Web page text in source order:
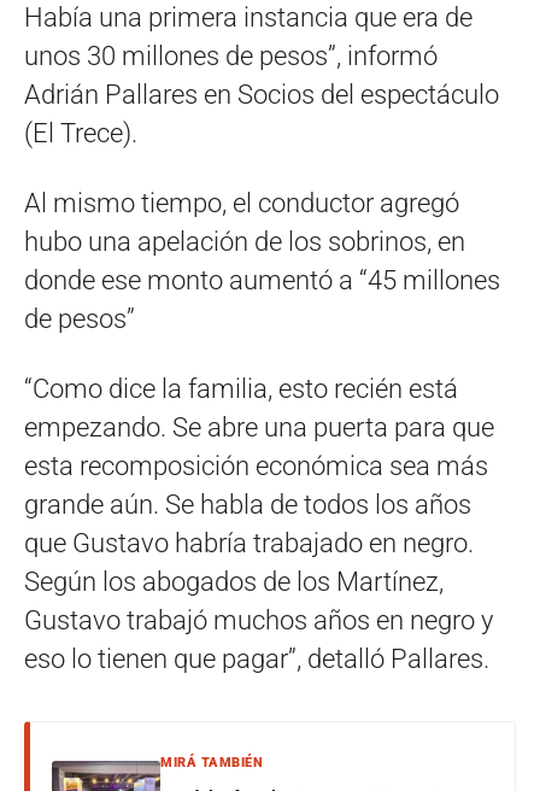
Había una primera instancia que era de
unos 30 millones de pesos”, informó
Adrián Pallares en Socios del espectáculo
(El Trece).
Al mismo tiempo, el conductor agregó
hubo una apelación de los sobrinos, en
donde ese monto aumentó a “45 millones
de pesos”
“Como dice la familia, esto recién está
empezando. Se abre una puerta para que
esta recomposición económica sea más
grande aún. Se habla de todos los años
que Gustavo habría trabajado en negro.
Según los abogados de los Martínez,
Gustavo trabajó muchos años en negro y
eso lo tienen que pagar”, detalló Pallares.
MIRÁ TAMBIÉN